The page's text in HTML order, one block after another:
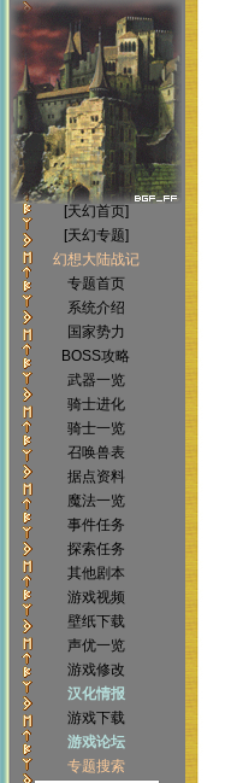
[天幻首页]
[天幻专题]
幻想大陆战记
专题首页
系统介绍
国家势力
BOSS攻略
武器一览
骑士进化
骑士一览
召唤兽表
据点资料
魔法一览
事件任务
探索任务
其他剧本
游戏视频
壁纸下载
声优一览
游戏修改
汉化情报
游戏下载
游戏论坛
专题搜索